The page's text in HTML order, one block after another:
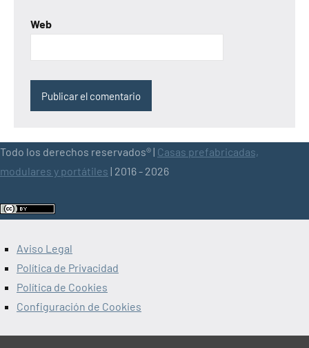
Web
Todo los derechos reservados® | Casas prefabricadas,
modulares y portátiles | 2016 - 2026
Aviso Legal
Política de Privacidad
Política de Cookies
Configuración de Cookies